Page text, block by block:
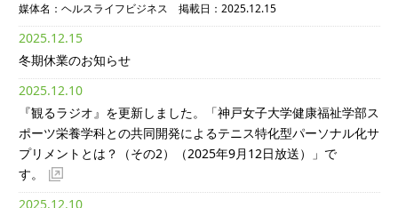
媒体名：ヘルスライフビジネス 掲載日：2025.12.15
2025.12.15
冬期休業のお知らせ
2025.12.10
『観るラジオ』を更新しました。「神戸女子大学健康福祉学部ス
ポーツ栄養学科との共同開発によるテニス特化型パーソナル化サ
プリメントとは？（その2）（2025年9月12日放送）」で
す。
2025.12.10